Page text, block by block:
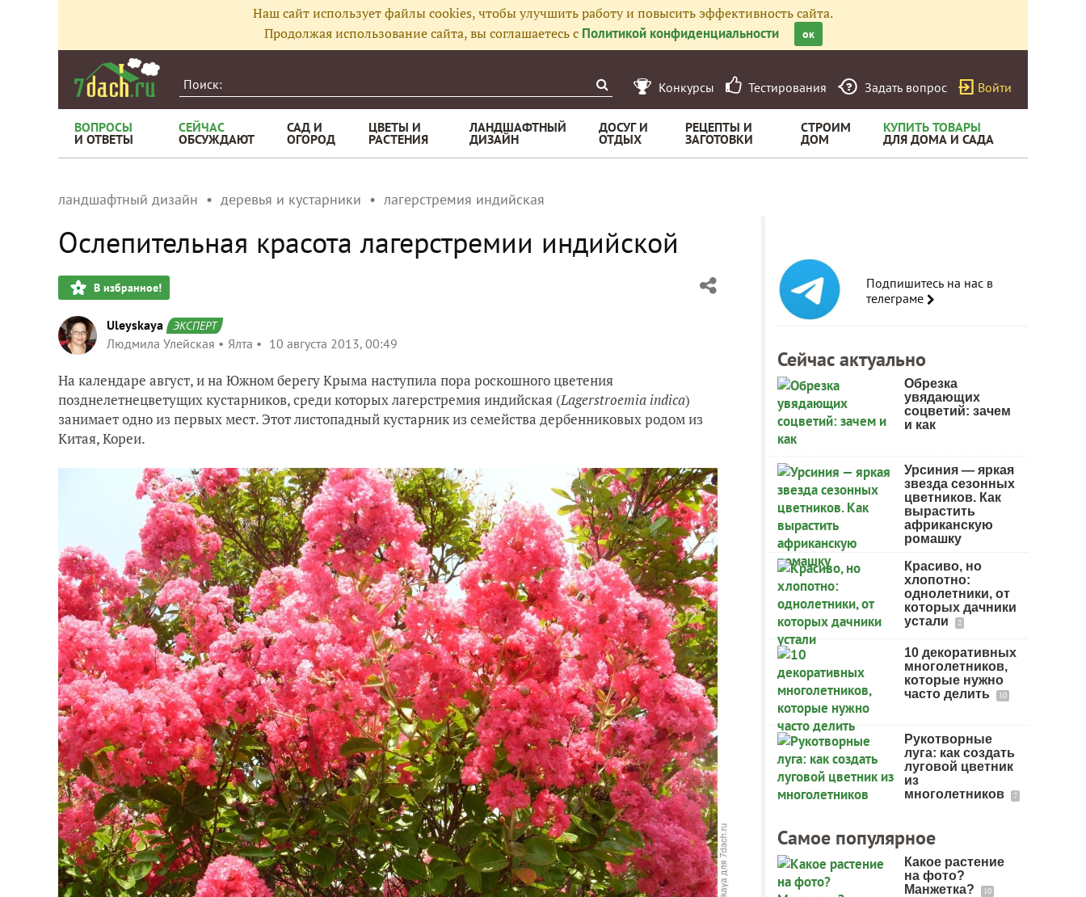
Наш сайт использует файлы cookies, чтобы улучшить работу и повысить эффективность сайта.
Продолжая использование сайта, вы соглашаетесь с Политикой конфиденциальности ок
Конкурсы Тестирования Задать вопрос Войти
ВОПРОСЫ
И ОТВЕТЫ
СЕЙЧАС
ОБСУЖДАЮТ
САД И
ОГОРОД
ЦВЕТЫ И
РАСТЕНИЯ
ЛАНДШАФТНЫЙ
ДИЗАЙН
ДОСУГ И
ОТДЫХ
РЕЦЕПТЫ И
ЗАГОТОВКИ
СТРОИМ
ДОМ
КУПИТЬ ТОВАРЫ
ДЛЯ ДОМА И САДА
ландшафтный дизайн деревья и кустарники лагерстремия индийская
Ослепительная красота лагерстремии индийской
В избранное!
Uleyskaya ЭКСПЕРТ
Людмила Улейская Ялта 10 августа 2013, 00:49
На календаре август, и на Южном берегу Крыма наступила пора роскошного цветения
позднелетнецветущих кустарников, среди которых лагерстремия индийская (Lagerstroemia indica)
занимает одно из первых мест. Этот листопадный кустарник из семейства дербенниковых родом из
Китая, Кореи.
Подпишитесь на нас в
телеграме
Сейчас актуально
Обрезка
увядающих
соцветий: зачем
и как
Урсиния — яркая
звезда сезонных
цветников. Как
вырастить
африканскую
ромашку
Красиво, но
хлопотно:
однолетники, от
которых дачники
устали
2
10 декоративных
многолетников,
которые нужно
часто делить
10
Рукотворные
луга: как создать
луговой цветник
из
многолетников
7
Самое популярное
Какое растение
на фото?
Манжетка?
10